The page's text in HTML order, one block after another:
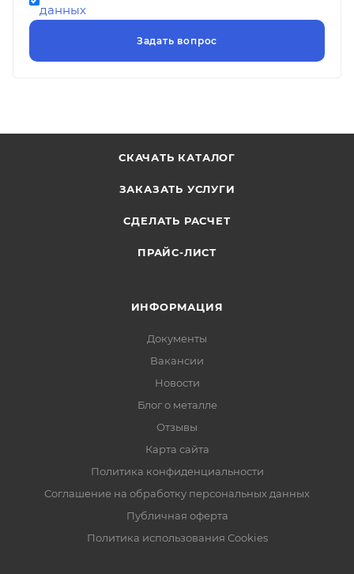
данных
СКАЧАТЬ КАТАЛОГ
ЗАКАЗАТЬ УСЛУГИ
СДЕЛАТЬ РАСЧЕТ
ПРАЙС-ЛИСТ
ИНФОРМАЦИЯ
Документы
Вакансии
Новости
Блог о металле
Отзывы
Карта сайта
Политика конфиденциальности
Соглашение на обработку персональных данных
Публичная оферта
Политика использования Cookies